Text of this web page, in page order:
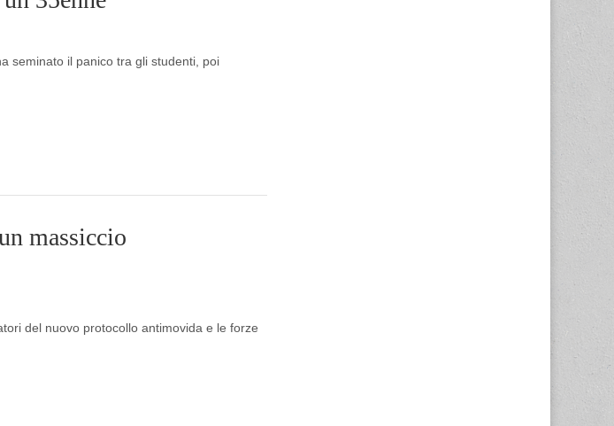
seminato il panico tra gli studenti, poi
massiccio
del nuovo protocollo antimovida e le forze